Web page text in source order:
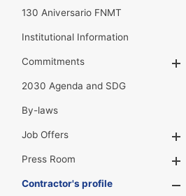
130 Aniversario FNMT
Institutional Information
Commitments
2030 Agenda and SDG
By-laws
Job Offers
Press Room
Contractor's profile